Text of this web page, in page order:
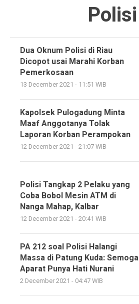
Polisi
Dua Oknum Polisi di Riau
Dicopot usai Marahi Korban
Pemerkosaan
13 December 2021 - 11:51 WIB
Kapolsek Pulogadung Minta
Maaf Anggotanya Tolak
Laporan Korban Perampokan
12 December 2021 - 21:07 WIB
Polisi Tangkap 2 Pelaku yang
Coba Bobol Mesin ATM di
Nanga Mahap, Kalbar
12 December 2021 - 20:41 WIB
PA 212 soal Polisi Halangi
Massa di Patung Kuda: Semoga
Aparat Punya Hati Nurani
2 December 2021 - 04:47 WIB